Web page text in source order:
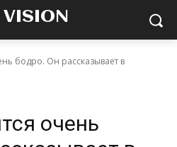
VISION
бодро. Он рассказывает в
очень